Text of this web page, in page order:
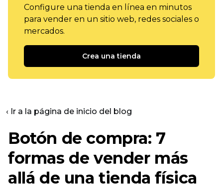
Configure una tienda en línea en minutos
para vender en un sitio web, redes sociales o
mercados.
Crea una tienda
‹ Ir a la página de inicio del blog
Botón de compra: 7
formas de vender más
allá de una tienda física